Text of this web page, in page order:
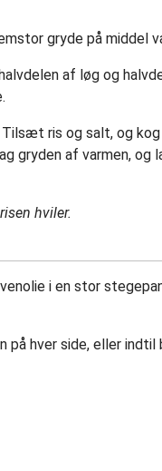
gryde på middel
af løg og
ris og salt, og kog
gryden af varmen, og
hviler.
i en stor
på hver side, eller indtil